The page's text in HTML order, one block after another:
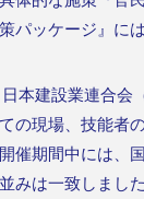
パッケージ』に
本建設業連合会
の現場、技能者
催期間中には、
みは一致しました